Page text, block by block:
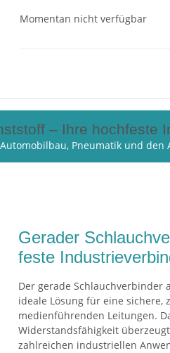
Momentan nicht verfügbar
– Ihre hochfeste
Pneumatik und den
Gerader
feste
Der gerade Schlauchverbinder
ideale Lösung für eine sichere,
medienführenden Leitungen.
Widerstandsfähigkeit
zahlreichen industriellen